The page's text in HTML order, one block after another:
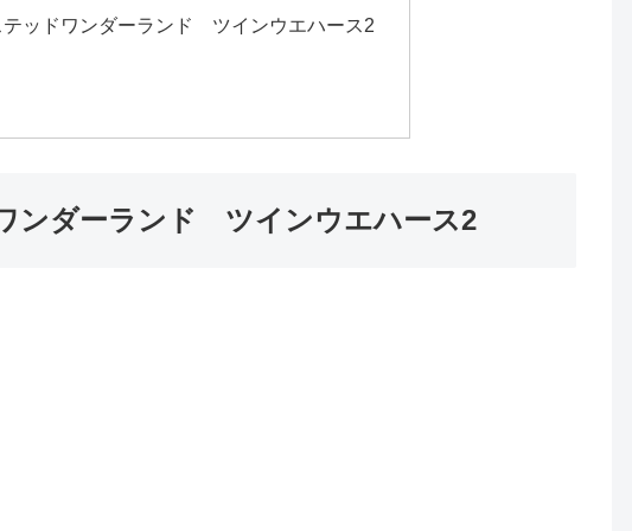
テッドワンダーランド ツインウエハース2
ンダーランド ツインウエハース2